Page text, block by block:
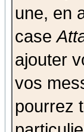
une, en
case
ajouter
vos
pourrez